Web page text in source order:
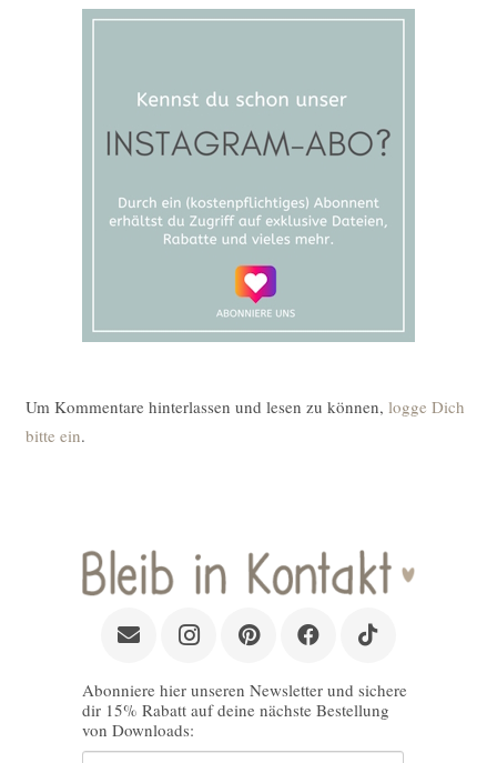
Um Kommentare hinterlassen und lesen zu können, logge Dich
bitte ein.
Abonniere hier unseren Newsletter und sichere
dir 15% Rabatt auf deine nächste Bestellung
von Downloads: